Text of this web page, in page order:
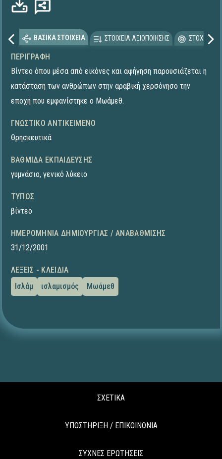
ΒΑΣΙΚΑ ΣΤΟΙΧΕΙΑ ΣΤΟΙΧΕΙΑ ΑΞΙΟΠΟΙΗΣΗΣ
ΠΕΡΙΓΡΑΦΉ
Βίντεο όπου μέσα από εικόνες και αφήγηση παρουσιάζεται η
κατάσταση των ανθρώπων στην αραβική χερσόνησο την
εποχή που εμφανίστηκε ο Μωάμεθ.
ΓΝΩΣΤΙΚΌ ΑΝΤΙΚΕΊΜΕΝΟ
Θρησκευτικά
ΒΑΘΜΊΔΑ ΕΚΠΑΊΔΕΥΣΗΣ
γυμνάσιο, γενικό λύκειο
ΤΎΠΟΣ
βίντεο
ΗΜΕΡΟΜΗΝΊΑ ΔΗΜΙΟΥΡΓΊΑΣ / ΑΝΑΒΆΘΜΙΣΗΣ
31/12/2001
ΛΈΞΕΙΣ - ΚΛΕΙΔΙΆ
Ισλάμ
ισλαμισμός Μωάμεθ
ΣΧΕΤΙΚΑ
ΥΠΟΣΤΗΡΙΞΗ / ΕΠΙΚΟΙΝΩΝΙΑ
ΣΥΧΝΕΣ ΕΡΩΤΗΣΕΙΣ